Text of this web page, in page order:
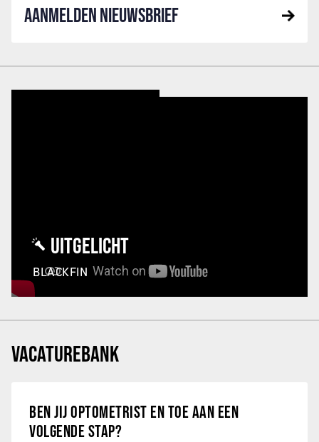
AANMELDEN NIEUWSBRIEF
UITGELICHT
BLACKFIN
VACATUREBANK
BEN JIJ OPTOMETRIST EN TOE AAN EEN
VOLGENDE STAP?